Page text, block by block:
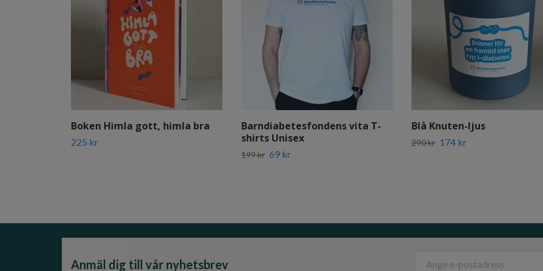
Boken Himla gott, himla bra
225 kr
Barndiabetesfondens vita T-
shirts Unisex
199 kr 69 kr
Blå Knuten-ljus
290 kr 174 kr
Anmäl dig till vår nyhetsbrev